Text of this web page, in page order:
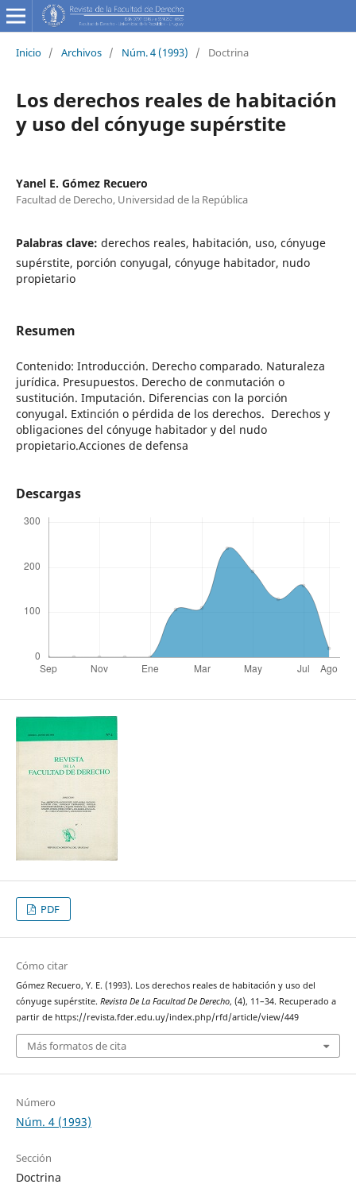
Inicio / Archivos / Núm. 4 (1993) / Doctrina
Los derechos reales de habitación
y uso del cónyuge supérstite
Yanel E. Gómez Recuero
Facultad de Derecho, Universidad de la República
Palabras clave: derechos reales, habitación, uso, cónyuge
supérstite, porción conyugal, cónyuge habitador, nudo
propietario
Resumen
Contenido: Introducción. Derecho comparado. Naturaleza
jurídica. Presupuestos. Derecho de conmutación o
sustitución. Imputación. Diferencias con la porción
conyugal. Extinción o pérdida de los derechos. Derechos y
obligaciones del cónyuge habitador y del nudo
propietario.Acciones de defensa
Descargas
PDF
Cómo citar
Gómez Recuero, Y. E. (1993). Los derechos reales de habitación y uso del
cónyuge supérstite. Revista De La Facultad De Derecho, (4), 11–34. Recuperado a
partir de https://revista.fder.edu.uy/index.php/rfd/article/view/449
Más formatos de cita
Número
Núm. 4 (1993)
Sección
Doctrina